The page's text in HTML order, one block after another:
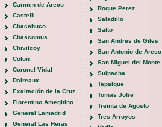
Carmen de Areco
Castelli
Chacabuco
Chascomus
Chivilcoy
Colon
Coronel Vidal
Daireaux
Exaltación de la Cruz
Florentino Ameghino
General Lamadrid
General Las Heras
Roque Perez
Saladillo
Salto
San Andres de Giles
San Antonio de Areco
San Miguel del Monte
Suipacha
Tapalque
Tomas Jofre
Treinta de Agosto
Tres Arroyos